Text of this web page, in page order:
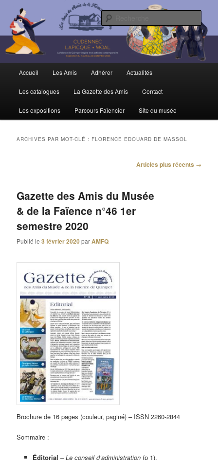
contenu
principal
contenu
secondaireAmis du Musée et de la Faïence de
Quimper
Trois siècles de tradition faïencière
principal
Accueil Les Amis Adhérer Actualités
Les catalogues La Gazette des Amis Contact
Les expositions Parcours Faïencier Site du musée
ARCHIVES PAR MOT-CLÉ : FLORENCE EDOUARD DE MASSOL
Articles plus récents →
Gazette des Amis du Musée
& de la Faïence n°46 1er
semestre 2020
Publié le3 février 2020parAMFQ
Brochure de 16 pages (couleur, paginé) – ISSN 2260-2844
Sommaire :
Éditorial –Le conseil d’administration (p 1).